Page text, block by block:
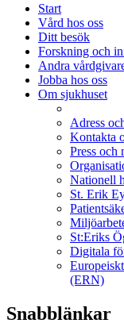
Start
Vård hos oss
Ditt besök
Forskning och
Andra
Jobba hos oss
Om sjukhuset
Adress
Kontakta
Press och
Nationell
St. Erik
St:Eriks
Digitala
(ERN)
Snabblänkar